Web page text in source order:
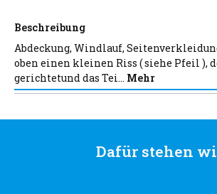
Beschreibung
Abdeckung, Windlauf,
oben einen kleinen Riss ( siehe Pfeil ),
gerichtetund das Tei… Mehr
Dafür stehen